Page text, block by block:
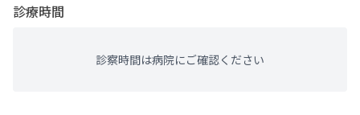
診療時間
診察時間は病院にご確認ください